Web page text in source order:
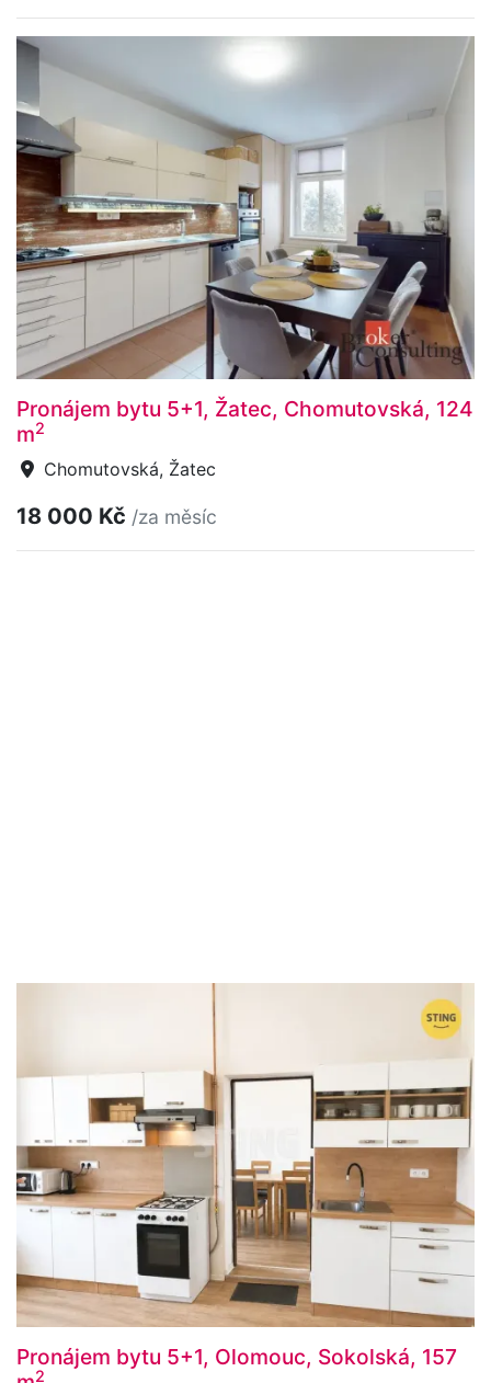
Pronájem bytu 5+1, Žatec, Chomutovská, 124
m2
Chomutovská, Žatec
18 000 Kč /za měsíc
Pronájem bytu 5+1, Olomouc, Sokolská, 157
2